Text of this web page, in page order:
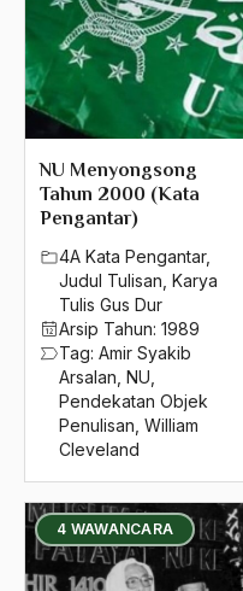
NU Menyongsong
Tahun 2000 (Kata
Pengantar)
4A Kata Pengantar,
Judul Tulisan Karya
Tulis Gus Dur
Arsip Tahun: 1989
Tag: Amir Syakib
Arsalan NU
Pendekatan Objek
Penulisan William
Cleveland
4 WAWANCARA